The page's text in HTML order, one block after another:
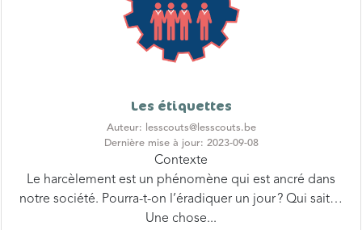
Auteur: lesscouts@lesscouts.be
Dernière mise à jour: 2023-09-08
Contexte
Le harcèlement est un phénomène qui est ancré dans
notre société. Pourra-t-on l’éradiquer un jour ? Qui sait…
Une chose...